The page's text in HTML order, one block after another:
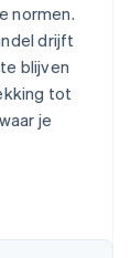
normen.
drijft
blijven
tot
je